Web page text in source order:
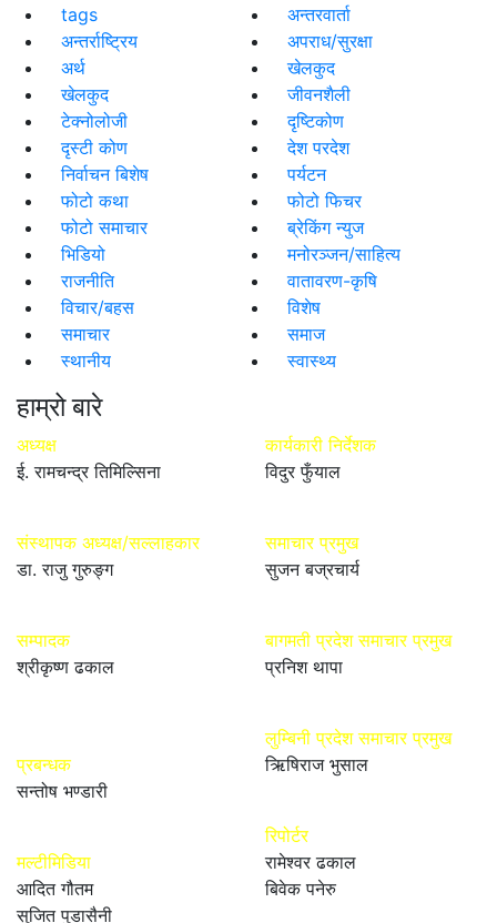
tags
अन्तरवार्ता
अन्तर्राष्ट्रिय
अपराध/सुरक्षा
अर्थ
खेलकुद
खेलकुद
जीवनशैली
टेक्नोलोजी
दृष्टिकोण
दृस्टी कोण
देश परदेश
निर्वाचन बिशेष
पर्यटन
फोटो कथा
फोटो फिचर
फोटो समाचार
ब्रेकिंग न्युज
भिडियो
मनोरञ्जन/साहित्य
राजनीति
वातावरण-कृषि
विचार/बहस
विशेष
समाचार
समाज
स्थानीय
स्वास्थ्य
हाम्रो बारे
अध्यक्ष
ई. रामचन्द्र तिमिल्सिना
संस्थापक अध्यक्ष/सल्लाहकार
डा. राजु गुरुङ्ग
सम्पादक
श्रीकृष्ण ढकाल
प्रबन्धक
सन्तोष भण्डारी
मल्टीमिडिया
आदित गौतम
सुजित पुडासैनी
कार्यकारी निर्देशक
विदुर फुँयाल
समाचार प्रमुख
सुजन बज्रचार्य
बागमती प्रदेश समाचार प्रमुख
प्रनिश थापा
लुम्बिनी प्रदेश समाचार प्रमुख
ऋिषिराज भुसाल
रिपोर्टर
रामेश्वर ढकाल
बिवेक पनेरु